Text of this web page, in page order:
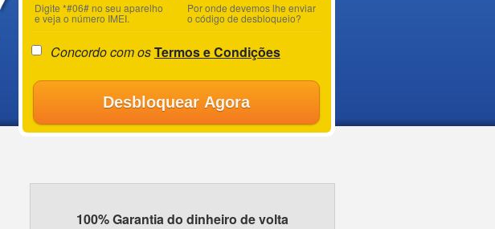
Digite *#06# no seu aparelho
e veja o número IMEI.
Por onde devemos lhe enviar
o código de desbloqueio?
Concordo com osTermos e Condições
Desbloquear Agora
100% Garantia do dinheiro de volta